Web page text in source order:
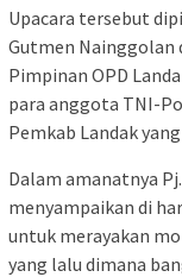
Upacara tersebut
Gutmen Nainggolan
Pimpinan OPD
para anggota TNI-
Pemkab Landak
Dalam amanatnya
menyampaikan di
untuk merayakan
yang lalu dimana